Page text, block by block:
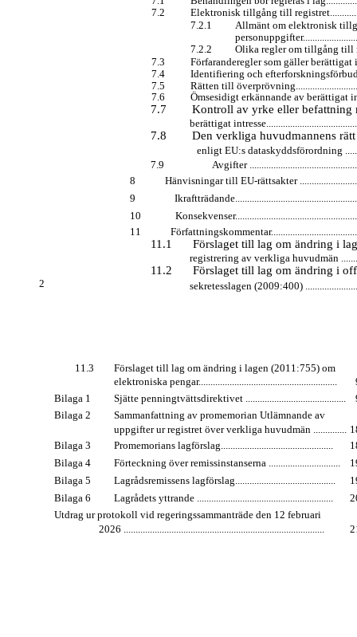
2
7.2
Elektronisk tillgång till
7.2.1
Allmänt om elektronisk
7.2.2
Olika regler om tillgång till
7.3
Förfaranderegler som gäller berättigat
7.4
Identifiering och
7.5
Rätten till
7.6
Ömsesidigt erkännande av berättigat
7.7 Kontroll av yrke eller befattning
berättigat
7.8 Den verkliga huvudmannens
enligt EU:s dataskyddsförordning
7.9
Avgifter
8
Hänvisningar till EU-rättsakter
9
10
11
11.1 Förslaget till lag om ändring i
registrering av verkliga huvudmän
11.2 Förslaget till lag om ändring i
sekretesslagen (2009:400)
11.3
Förslaget till lag om ändring i lagen (2011:755) om
elektroniska pengar..........................................................
Bilaga 1
Sjätte penningtvättsdirektivet ..........................................
Bilaga 2
Sammanfattning av promemorian Utlämnande av
uppgifter ur registret över verkliga huvudmän ..............
Bilaga 3
Promemorians lagförslag...............................................
Bilaga 4
Förteckning över remissinstanserna ..............................
Bilaga 5
Lagrådsremissens lagförslag..........................................
Bilaga 6
Lagrådets yttrande .........................................................
Utdrag ur protokoll vid regeringssammanträde den 12 februari
2026 ....................................................................................